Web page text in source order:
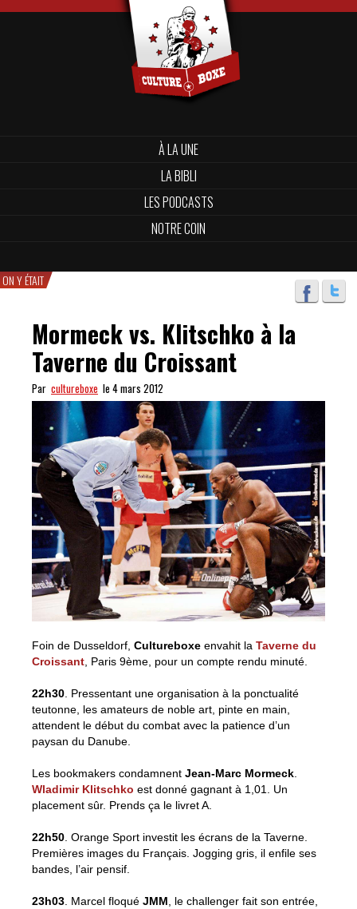
À LA UNE
LA BIBLI
LES PODCASTS
NOTRE COIN
ON Y ÉTAIT
Mormeck vs. Klitschko à la
Taverne du Croissant
Par cultureboxe le 4 mars 2012
Foin de Dusseldorf, Cultureboxe envahit la Taverne du
Croissant , Paris 9ème, pour un compte rendu minuté.
22h30 . Pressentant une organisation à la ponctualité
teutonne, les amateurs de noble art, pinte en main,
attendent le début du combat avec la patience d’un
paysan du Danube.
Les bookmakers condamnent Jean-Marc Mormeck
Wladimir Klitschko est donné gagnant à 1,01. Un
placement sûr. Prends ça le livret A.
22h50 . Orange Sport investit les écrans de la Taverne.
Premières images du Français. Jogging gris, il enfile ses
bandes, l’air pensif.
23h03 . Marcel floqué JMM , le challenger fait son entrée,